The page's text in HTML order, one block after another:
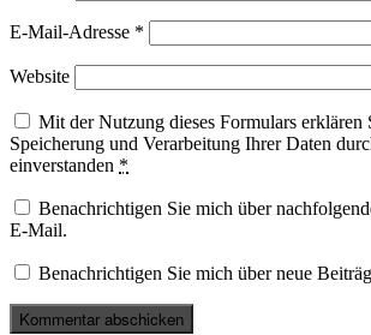
E-Mail-Adresse *
Website
Mit der Nutzung dieses Formulars erklären
Speicherung und Verarbeitung Ihrer Daten
einverstanden *
Benachrichtigen Sie mich über
E-Mail.
Benachrichtigen Sie mich über neue